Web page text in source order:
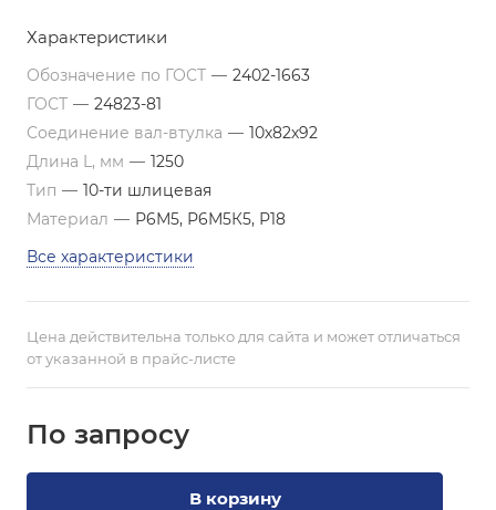
Характеристики
Обозначение по ГОСТ — 2402-1663
ГОСТ — 24823-81
Соединение вал-втулка — 10х82х92
Длина L, мм — 1250
Тип — 10-ти шлицевая
Материал — Р6М5, Р6М5К5, Р18
Все характеристики
Цена действительна только для сайта и может отличаться
от указанной в прайс-листе
По запросу
В корзину